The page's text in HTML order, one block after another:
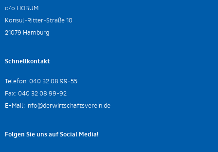
c/o HOBUM
Konsul-Ritter-Straße 10
21079 Hamburg
Schnellkontakt
Telefon: 040 32 08 99-55
Fax: 040 32 08 99-92
E-Mail: info@derwirtschaftsverein.de
Folgen Sie uns auf Social Media!